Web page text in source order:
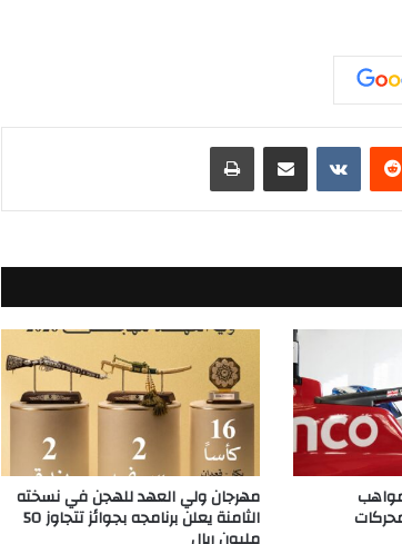
مشاركة عبر البريد طباعة
مهرجان ولي العهد للهجن في نسخته
الثامنة يعلن برنامجه بجوائز تتجاوز 50